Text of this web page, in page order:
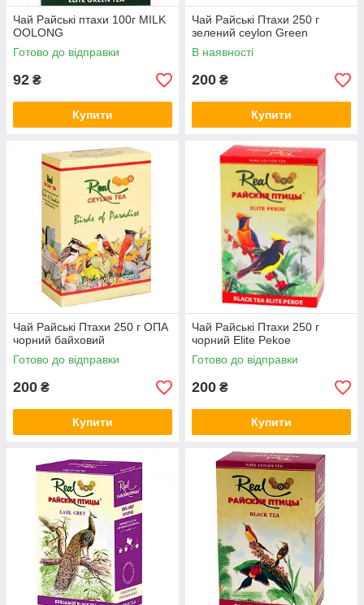
Чай Райські птахи 100г MILK
OOLONG
Готово до відправки
92 ₴
Купити
Чай Райські Птахи 250 г
зелений ceylon Green
В наявності
200 ₴
Купити
Чай Райські Птахи 250 г ОПА
чорний байховий
Готово до відправки
200 ₴
Купити
Чай Райські Птахи 250 г
чорний Elite Pekoe
Готово до відправки
200 ₴
Купити